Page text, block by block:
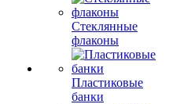
Стеклянные
флаконы
Пластиковые
банки